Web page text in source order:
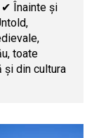
✔ Înainte și
toate
din cultura